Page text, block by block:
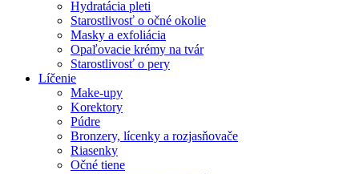
Hydratácia pleti
Starostlivosť o očné okolie
Masky a exfoliácia
Opaľovacie krémy na tvár
Starostlivosť o pery
Líčenie
Make-upy
Korektory
Púdre
Bronzery, lícenky a rozjasňovače
Riasenky
Očné tiene